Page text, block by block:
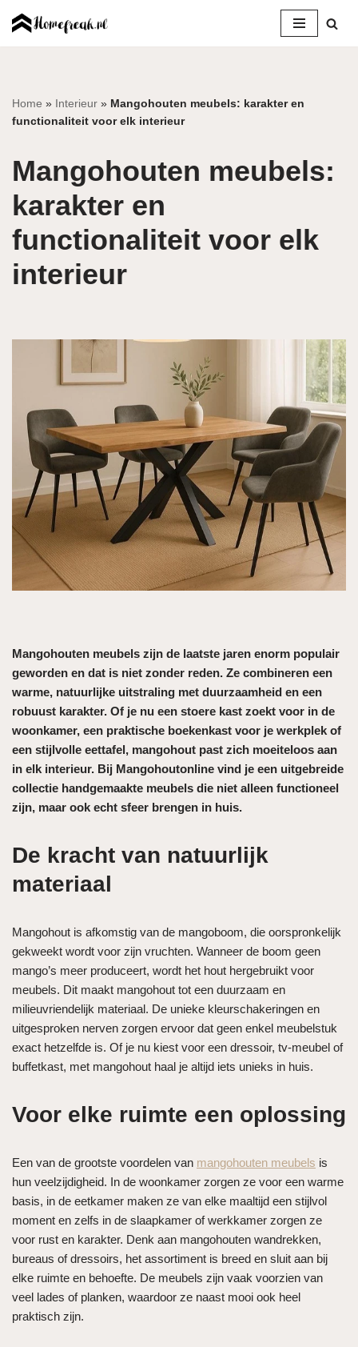
inhoud
Home » Interieur » Mangohouten meubels: karakter en
functionaliteit voor elk interieur
Mangohouten meubels:
karakter en
functionaliteit voor elk
interieur
Mangohouten meubels zijn de laatste jaren enorm populair
geworden en dat is niet zonder reden. Ze combineren een
warme, natuurlijke uitstraling met duurzaamheid en een
robuust karakter. Of je nu een stoere kast zoekt voor in de
woonkamer, een praktische boekenkast voor je werkplek of
een stijlvolle eettafel, mangohout past zich moeiteloos aan
in elk interieur. Bij Mangohoutonline vind je een uitgebreide
collectie handgemaakte meubels die niet alleen functioneel
zijn, maar ook echt sfeer brengen in huis.
De kracht van natuurlijk
materiaal
Mangohout is afkomstig van de mangoboom, die oorspronkelijk
gekweekt wordt voor zijn vruchten. Wanneer de boom geen
mango’s meer produceert, wordt het hout hergebruikt voor
meubels. Dit maakt mangohout tot een duurzaam en
milieuvriendelijk materiaal. De unieke kleurschakeringen en
uitgesproken nerven zorgen ervoor dat geen enkel meubelstuk
exact hetzelfde is. Of je nu kiest voor een dressoir, tv-meubel of
buffetkast, met mangohout haal je altijd iets unieks in huis.
Voor elke ruimte een oplossing
Een van de grootste voordelen van mangohouten meubels is
hun veelzijdigheid. In de woonkamer zorgen ze voor een warme
basis, in de eetkamer maken ze van elke maaltijd een stijlvol
moment en zelfs in de slaapkamer of werkkamer zorgen ze
voor rust en karakter. Denk aan mangohouten wandrekken,
bureaus of dressoirs, het assortiment is breed en sluit aan bij
elke ruimte en behoefte. De meubels zijn vaak voorzien van
veel lades of planken, waardoor ze naast mooi ook heel
praktisch zijn.